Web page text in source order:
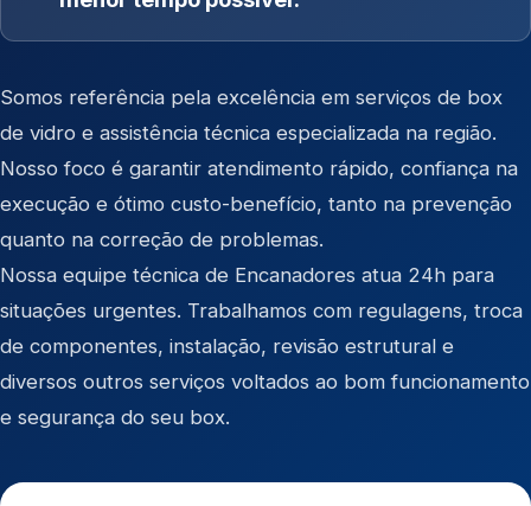
Somos referência pela excelência em serviços de box
de vidro e assistência técnica especializada na região.
Nosso foco é garantir atendimento rápido, confiança na
execução e ótimo custo-benefício, tanto na prevenção
quanto na correção de problemas.
Nossa equipe técnica de Encanadores atua 24h para
situações urgentes. Trabalhamos com regulagens, troca
de componentes, instalação, revisão estrutural e
diversos outros serviços voltados ao bom funcionamento
e segurança do seu box.